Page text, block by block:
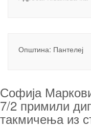
Општина: Пантелеј
Софија
7/2 примили
такмичења из